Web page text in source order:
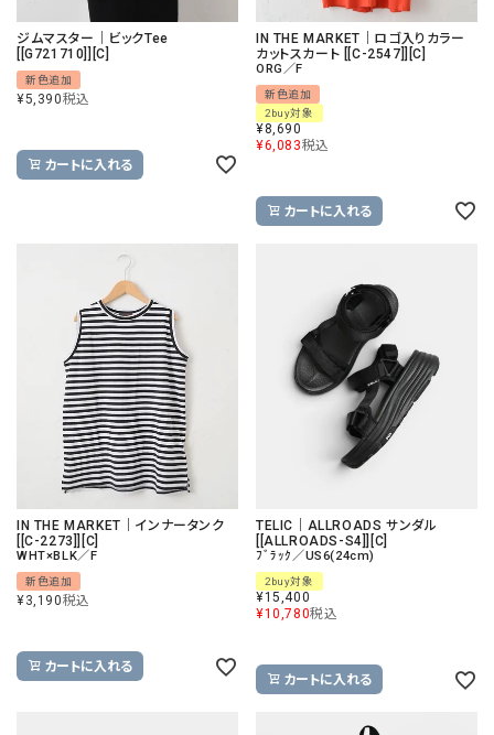
ジムマスター｜ビックTee
[[G721710]][C]
新色追加
¥5,390税込
カートに入れる
IN THE MARKET｜ロゴ入りカラー
カットスカート [[C-2547]][C]
ORG／F
新色追加
2buy対象
¥8,690
¥6,083税込
カートに入れる
IN THE MARKET｜インナータンク
[[C-2273]][C]
WHT×BLK／F
新色追加
¥3,190税込
カートに入れる
TELIC｜ALLROADS サンダル
[[ALLROADS-S4]][C]
ﾌﾞﾗｯｸ／US6(24cm)
2buy対象
¥15,400
¥10,780税込
カートに入れる